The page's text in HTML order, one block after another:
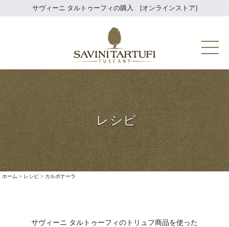
サヴィーニ タルトゥーフィの購入 [オンラインストア]
レシピ
ホーム > レシピ > カルボナーラ
サヴィーニ タルトゥーフィのトリュフ商品を使った